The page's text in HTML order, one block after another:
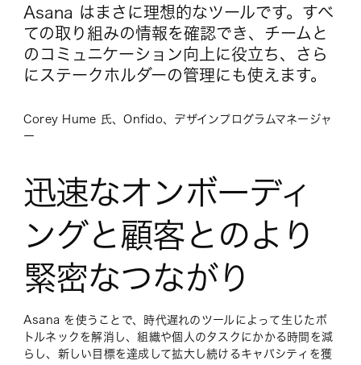
Asana はまさに理想的なツールです。すべ
ての取り組みの情報を確認でき、チームと
のコミュニケーション向上に役立ち、さら
にステークホルダーの管理にも使えます。
Corey Hume 氏、Onfido、デザインプログラムマネージャ
ー
迅速なオンボーディ
ングと顧客とのより
緊密なつながり
Asana を使うことで、時代遅れのツールによって生じたボ
トルネックを解消し、組織や個人のタスクにかかる時間を減
らし、新しい目標を達成して拡大し続けるキャパシティを獲